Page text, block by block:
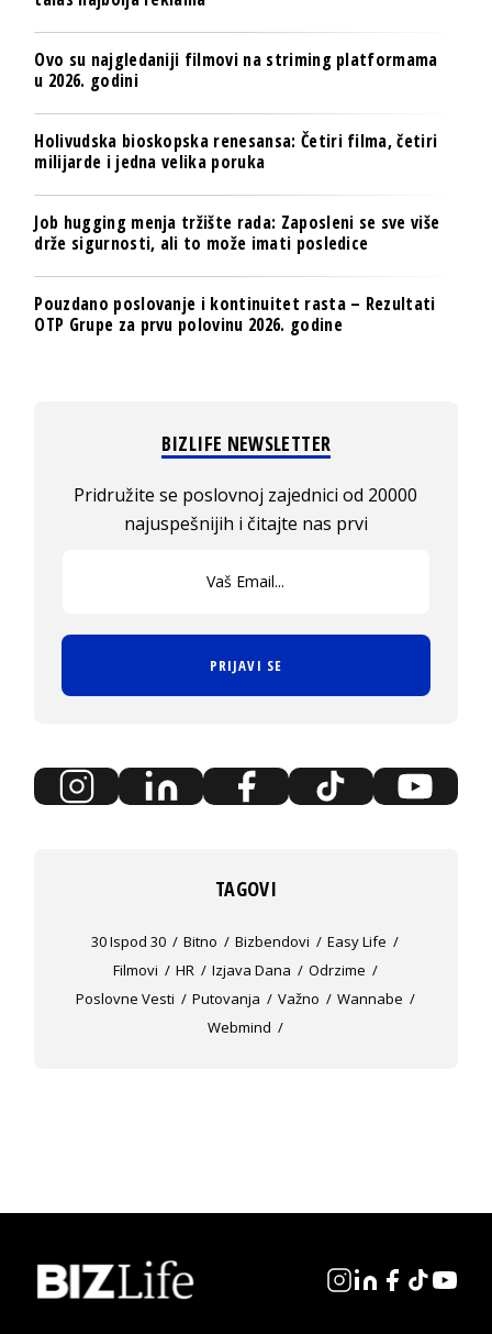
Ovo su najgledaniji filmovi na striming platformama
u 2026. godini
Holivudska bioskopska renesansa: Četiri filma, četiri
milijarde i jedna velika poruka
Job hugging menja tržište rada: Zaposleni se sve više
drže sigurnosti, ali to može imati posledice
Pouzdano poslovanje i kontinuitet rasta – Rezultati
OTP Grupe za prvu polovinu 2026. godine
BIZLIFE NEWSLETTER
Pridružite se poslovnoj zajednici od 20000
najuspešnijih i čitajte nas prvi
PRIJAVI SE
TAGOVI
30 Ispod 30 Bitno Bizbendovi
Easy Life
Filmovi
HR Izjava Dana
Odrzime
Poslovne Vesti
Putovanja Važno
Wannabe
Webmind